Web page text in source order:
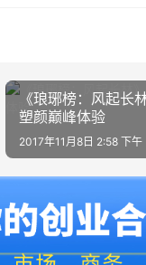
《琅琊榜：风起长
塑颜巅峰体验
2017年11月8日 2:58 下午